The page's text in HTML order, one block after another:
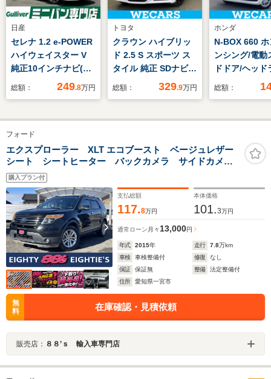
日産
セレナ 1.2 e-POWER
ハイウェイスター V
純正10インチナビ(フ
位 両側パワスラ ド
ラレコ ETC
BSM コーナーセン
サー LEDヘッドライ
ト 純正フロアマッ
ト 純正16インチAW
総額： 249.8万円
トヨタ
クラウン ハイブリッ
ド 2.5 S スポーツ ス
タイル 純正 SDナビ/
衝突安全装置/シート
ト ハーフレザー/ドラ
ヘッドランプ
LED/Bluetooth接
総額： 329.9万円
ホンダ
N-BOX 660
ンシング/電動
ドドア/ヘッド
LED/EBD付
ンスタートボ
ー/オートエア
総額：
フォード
エクスプローラー XLT エコブースト ベージュレザー
シート シートヒーター バックカメラ サイドカメ
ラ Bluetooth ETC ルーフレール 純正18インチホイ
ール ミシュランタイヤ 革巻きステアリング クルー
ズコントロール HIDヘッド
購入プラン付
支払総額
117.8万円
本体価格
101.3万円
通常ローン 月々 13,000円
年式 2015年 走行 7.8万km
車検
車検整備付 修復
なし
保証
保証無 整備
法定整備付
住所
愛知県一宮市
無
料
在庫確認・見積依頼
販売店： ８８’ｓ 輸入車専門店